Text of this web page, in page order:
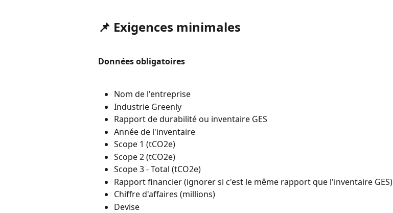
📌 Exigences minimales
Données obligatoires
Nom de l'entreprise
Industrie Greenly
Rapport de durabilité ou inventaire GES
Année de l'inventaire
Scope 1 (tCO2e)
Scope 2 (tCO2e)
Scope 3 - Total (tCO2e)
Rapport financier (ignorer si c'est le même rapport que l'inventaire GES)
Chiffre d'affaires (millions)
Devise